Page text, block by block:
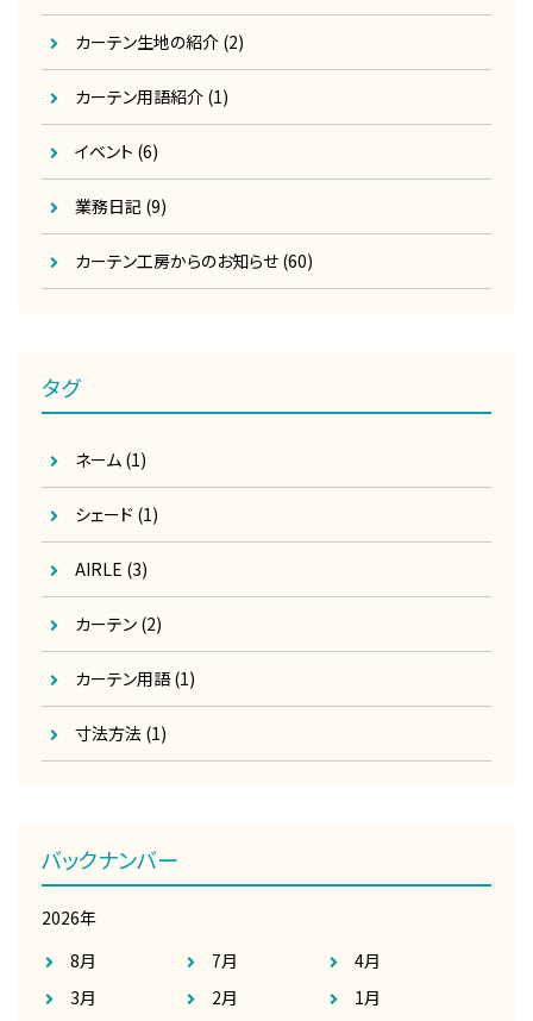
カーテン生地の紹介 (2)
カーテン用語紹介 (1)
イベント (6)
業務日記 (9)
カーテン工房からのお知らせ (60)
タグ
寸法方法 (1)
カーテン用語(1)
カーテン (2)
AIRLE (3)
シェード (1)
ネーム (1)
バックナンバー
2026年
8月
7月
4月
3月
2月 1月